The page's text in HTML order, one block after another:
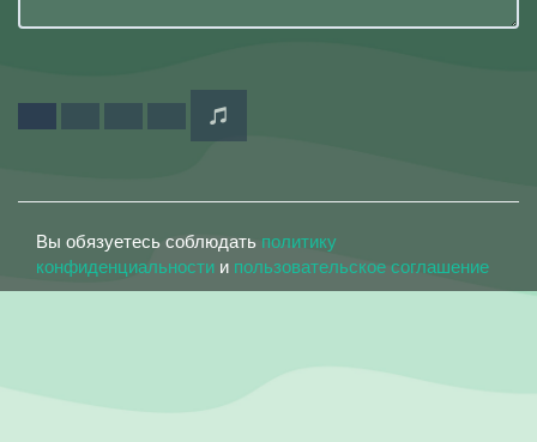
Вы обязуетесь соблюдать политику
конфиденциальности и пользовательское соглашение